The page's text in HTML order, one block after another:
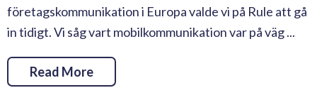
företagskommunikation i Europa valde vi på Rule att gå
in tidigt. Vi såg vart mobilkommunikation var på väg ...
Read More